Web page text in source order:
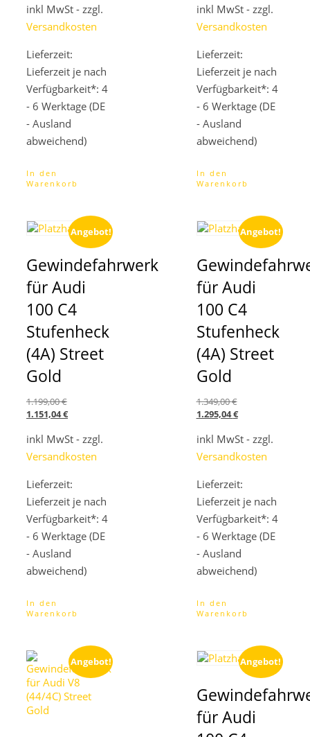
1.199,00 €
ist:
1.151,04 €.
inkl MwSt - zzgl.
Versandkosten
Lieferzeit:
Lieferzeit je nach
Verfügbarkeit*: 4
- 6 Werktage (DE
- Ausland
abweichend)
In den
Warenkorb
1.349,00 €
ist:
1.295,04 €.
inkl MwSt - zzgl.
Versandkosten
Lieferzeit:
Lieferzeit je nach
Verfügbarkeit*: 4
- 6 Werktage (DE
- Ausland
abweichend)
In den
Warenkorb
Angebot!
Gewindefahrwerk
für Audi
100 C4
Stufenheck
(4A) Street
Gold
1.199,00€Ursprünglicher
Preis
1.199,00 €
1.151,04€Aktueller
ist:
1.151,04 €.
inkl MwSt - zzgl.
Versandkosten
Lieferzeit:
Lieferzeit je nach
Verfügbarkeit*: 4
- 6 Werktage (DE
- Ausland
abweichend)
In den
Warenkorb
Angebot!
für Audi
100 C4
Stufenheck
(4A) Street
Gold
1.349,00€Ursprünglicher
Preis
1.349,00 €
1.295,04€Aktueller
ist:
1.295,04 €.
inkl MwSt - zzgl.
Versandkosten
Lieferzeit:
Lieferzeit je nach
Verfügbarkeit*: 4
- 6 Werktage (DE
- Ausland
abweichend)
In den
Warenkorb
Angebot! Angebot!
für Audi